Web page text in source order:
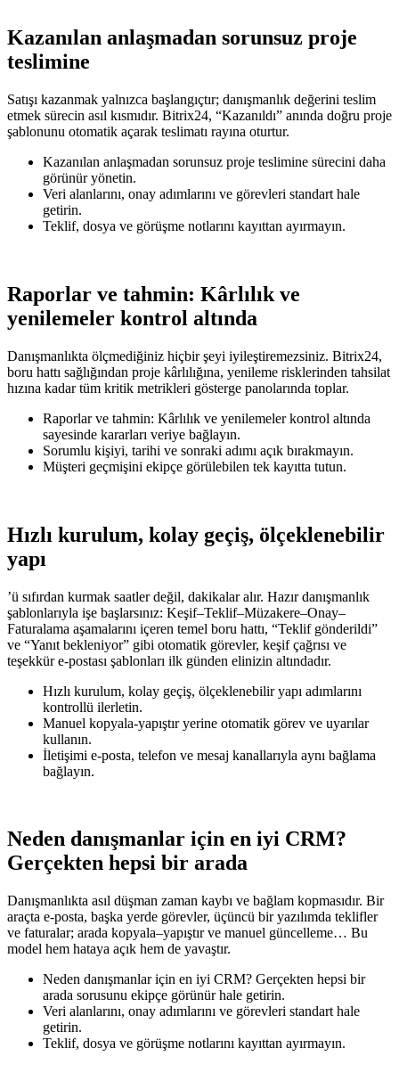
Kazanılan anlaşmadan sorunsuz proje
teslimine
Satışı kazanmak yalnızca başlangıçtır; danışmanlık değerini teslim
etmek sürecin asıl kısmıdır. Bitrix24, “Kazanıldı” anında doğru proje
şablonunu otomatik açarak teslimatı rayına oturtur.
Kazanılan anlaşmadan sorunsuz proje teslimine sürecini daha
görünür yönetin.
Veri alanlarını, onay adımlarını ve görevleri standart hale
getirin.
Teklif, dosya ve görüşme notlarını kayıttan ayırmayın.
Raporlar ve tahmin: Kârlılık ve
yenilemeler kontrol altında
Danışmanlıkta ölçmediğiniz hiçbir şeyi iyileştiremezsiniz. Bitrix24,
boru hattı sağlığından proje kârlılığına, yenileme risklerinden tahsilat
hızına kadar tüm kritik metrikleri gösterge panolarında toplar.
Raporlar ve tahmin: Kârlılık ve yenilemeler kontrol altında
sayesinde kararları veriye bağlayın.
Sorumlu kişiyi, tarihi ve sonraki adımı açık bırakmayın.
Müşteri geçmişini ekipçe görülebilen tek kayıtta tutun.
Hızlı kurulum, kolay geçiş, ölçeklenebilir
yapı
’ü sıfırdan kurmak saatler değil, dakikalar alır. Hazır danışmanlık
şablonlarıyla işe başlarsınız: Keşif–Teklif–Müzakere–Onay–
Faturalama aşamalarını içeren temel boru hattı, “Teklif gönderildi”
ve “Yanıt bekleniyor” gibi otomatik görevler, keşif çağrısı ve
teşekkür e‑postası şablonları ilk günden elinizin altındadır.
Hızlı kurulum, kolay geçiş, ölçeklenebilir yapı adımlarını
kontrollü ilerletin.
Manuel kopyala-yapıştır yerine otomatik görev ve uyarılar
kullanın.
İletişimi e-posta, telefon ve mesaj kanallarıyla aynı bağlama
bağlayın.
Neden danışmanlar için en iyi CRM?
Gerçekten hepsi bir arada
Danışmanlıkta asıl düşman zaman kaybı ve bağlam kopmasıdır. Bir
araçta e‑posta, başka yerde görevler, üçüncü bir yazılımda teklifler
ve faturalar; arada kopyala–yapıştır ve manuel güncelleme… Bu
model hem hataya açık hem de yavaştır.
Neden danışmanlar için en iyi CRM? Gerçekten hepsi bir
arada sorusunu ekipçe görünür hale getirin.
Veri alanlarını, onay adımlarını ve görevleri standart hale
getirin.
Teklif, dosya ve görüşme notlarını kayıttan ayırmayın.